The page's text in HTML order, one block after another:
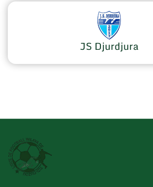
JS Djurdjura